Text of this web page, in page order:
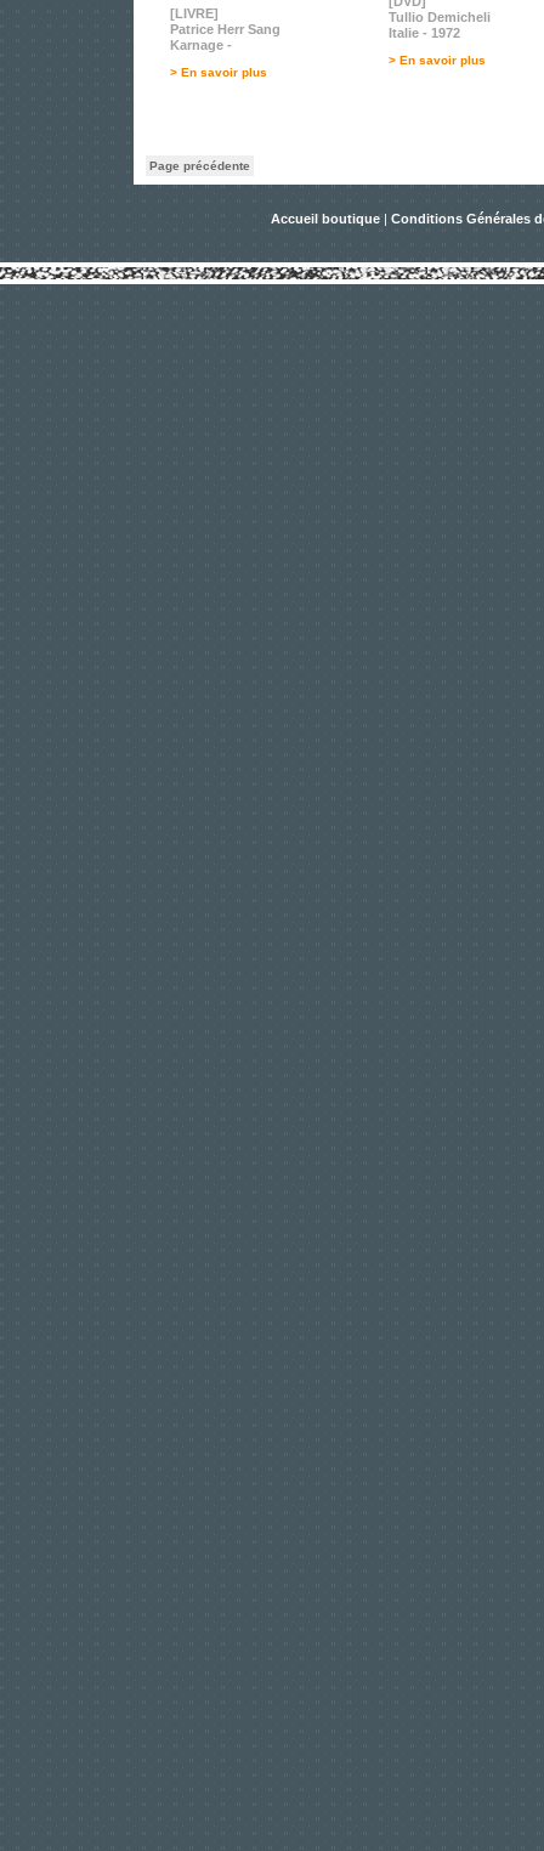
[LIVRE]
Patrice Herr Sang
Karnage -
> En savoir plus
Tullio Demicheli
Italie - 1972
> En savoir plus
Page précédente
Accueil boutique | Conditions Générales